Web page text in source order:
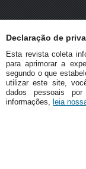
Declaração de
Esta revista coleta
para aprimorar a
segundo o que
utilizar este site,
dados pessoais
informações, leia